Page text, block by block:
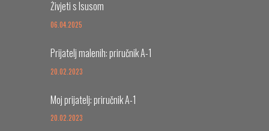
Živjeti s Isusom
06.04.2025
Prijatelj malenih: priručnik A-1
20.02.2023
Moj prijatelj: priručnik A-1
20.02.2023